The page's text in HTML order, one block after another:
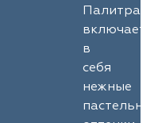
Палитра
включает
в
себя
нежные